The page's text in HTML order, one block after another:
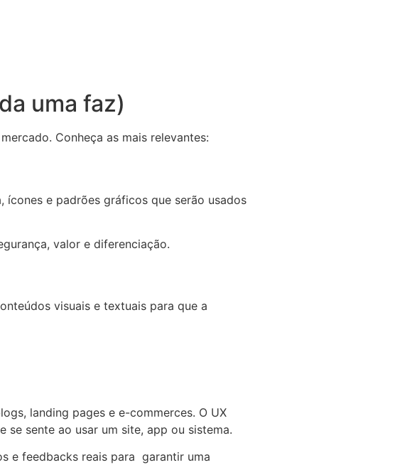
uma faz)
Conheça as mais relevantes:
e padrões gráficos que serão usados
valor e diferenciação.
visuais e textuais para que a
landing pages e e-commerces. O UX
se sente ao usar um site, app ou sistema.
e feedbacks reais para garantir uma